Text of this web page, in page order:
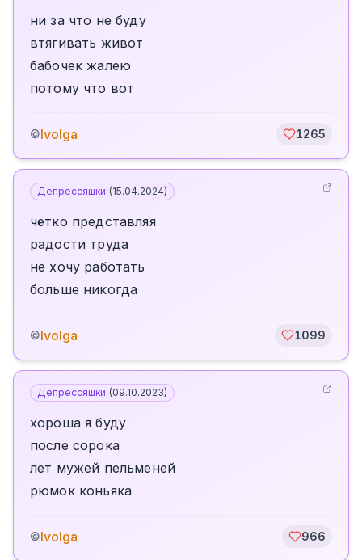
ни за что не буду
втягивать живот
бабочек жалею
потому что вот
©Ivolga 1265
Депрессяшки (15.04.2024)
чётко представляя
радости труда
не хочу работать
больше никогда
©Ivolga 1099
Депрессяшки (09.10.2023)
хороша я буду
после сорока
лет мужей пельменей
рюмок коньяка
©Ivolga 966